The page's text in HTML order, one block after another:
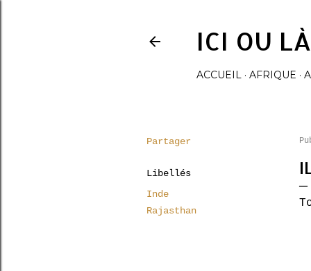
ICI OU
ACCUEIL AFRIQUE
Partager
Libellés
Inde
Rajasthan